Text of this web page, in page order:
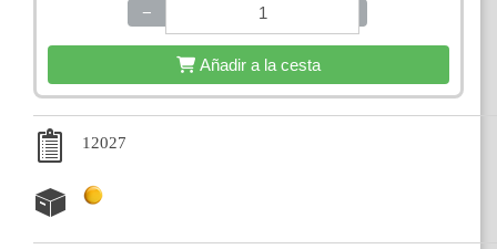
−
Añadir a la cesta
12027